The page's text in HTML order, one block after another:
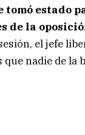
tomó estado
la
el jefe
nadie de la